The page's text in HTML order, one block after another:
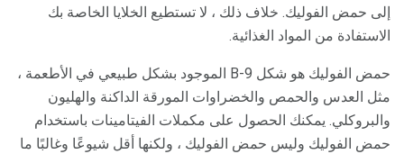
إلى حمض الفوليك. خلاف ذلك ، لا تستطيع الخلايا الخاصة بك
الاستفادة من المواد الغذائية.
حمض الفوليك هو شكل B-9 الموجود بشكل طبيعي في الأطعمة ،
مثل العدس والحمص والخضراوات المورقة الداكنة والهليون
والبروكلي. يمكنك الحصول على مكملات الفيتامينات باستخدام
حمض الفوليك وليس حمض الفوليك ، ولكنها أقل شيوعًا وغالبًا ما